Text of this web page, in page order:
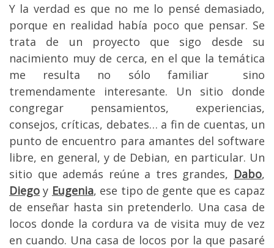
Y la verdad es que no me lo pensé demasiado,
porque en realidad había poco que pensar. Se
trata de un proyecto que sigo desde su
nacimiento muy de cerca, en el que la temática
me resulta no sólo familiar sino
tremendamente interesante. Un sitio donde
congregar pensamientos, experiencias,
consejos, críticas, debates… a fin de cuentas, un
punto de encuentro para amantes del software
libre, en general, y de Debian, en particular. Un
sitio que además reúne a tres grandes, Dabo,
Diego y Eugenia, ese tipo de gente que es capaz
de enseñar hasta sin pretenderlo. Una casa de
locos donde la cordura va de visita muy de vez
en cuando. Una casa de locos por la que pasaré